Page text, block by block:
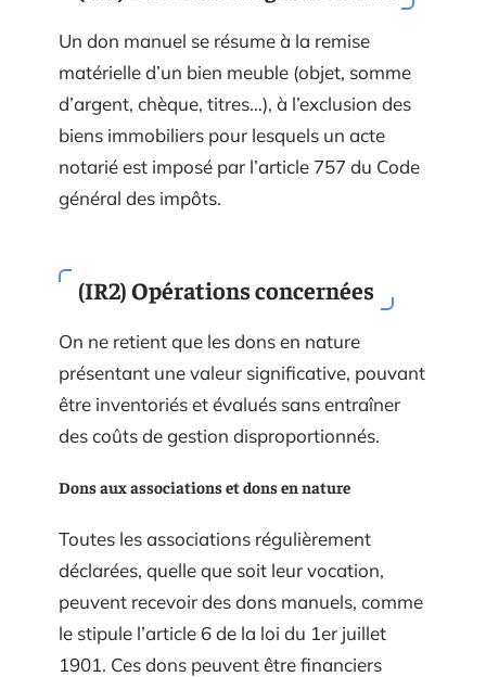
Un don manuel se résume à la remise
matérielle d’un bien meuble (objet, somme
d’argent, chèque, titres…), à l’exclusion des
biens immobiliers pour lesquels un acte
notarié est imposé par l’article 757 du Code
général des impôts.
(IR2) Opérations concernées
On ne retient que les dons en nature
présentant une valeur significative, pouvant
être inventoriés et évalués sans entraîner
des coûts de gestion disproportionnés.
Dons aux associations et dons en nature
Toutes les associations régulièrement
déclarées, quelle que soit leur vocation,
peuvent recevoir des dons manuels, comme
le stipule l’article 6 de la loi du 1er juillet
1901. Ces dons peuvent être financiers